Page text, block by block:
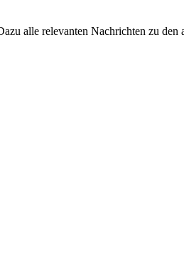
alle relevanten Nachrichten zu